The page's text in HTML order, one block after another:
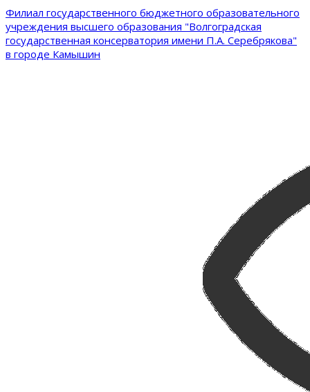
Филиал государственного бюджетного образовательного
учреждения высшего образования "Волгоградская
государственная консерватория имени П.А. Серебрякова"
в городе Камышин